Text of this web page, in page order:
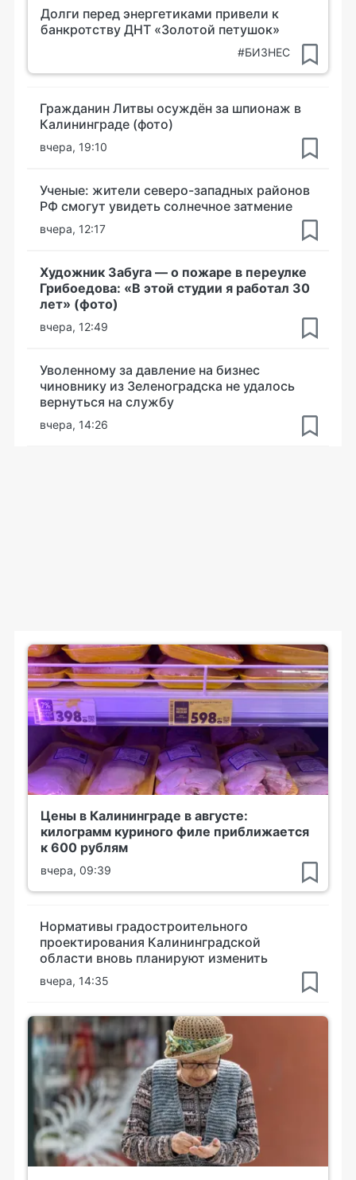
Долги перед энергетиками привели к
банкротству ДНТ «Золотой петушок»
#БИЗНЕС
Гражданин Литвы осуждён за шпионаж в
Калининграде (фото)
вчера, 19:10
Ученые: жители северо-западных районов
РФ смогут увидеть солнечное затмение
вчера, 12:17
Художник Забуга — о пожаре в переулке
Грибоедова: «В этой студии я работал 30
лет» (фото)
вчера, 12:49
Уволенному за давление на бизнес
чиновнику из Зеленоградска не удалось
вернуться на службу
вчера, 14:26
Цены в Калининграде в августе:
килограмм куриного филе приближается
к 600 рублям
вчера, 09:39
Нормативы градостроительного
проектирования Калининградской
области вновь планируют изменить
вчера, 14:35